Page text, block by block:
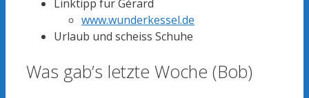
Linktipp für Gérard
www.wunderkessel.de
Urlaub und scheiss Schuhe
Was gab’s letzte Woche (Bob)